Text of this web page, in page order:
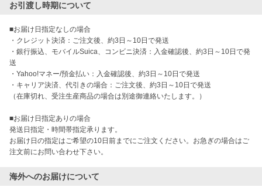
お引渡し時期について
■お届け日指定なしの場合
・クレジット決済：ご注文後、約3日～10日で発送
・銀行振込、モバイルSuica、コンビニ決済：入金確認後、約3日～10日で発
送
・Yahoo!マネー/預金払い：入金確認後、約3日～10日で発送
・キャリア決済、代引きの場合：ご注文後、約3日～10日で発送
（在庫切れ、受注生産商品の場合は別途御連絡いたします。）
■お届け日指定ありの場合
発送日指定・時間帯指定承ります。
お届け日の指定はご希望の10日前までにご注文ください。お急ぎの場合はご
注文前にお問い合わせ下さい。
海外へのお届けについて